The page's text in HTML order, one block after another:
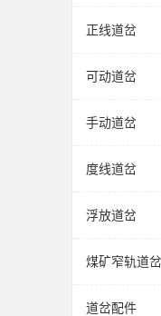
正线道岔
可动道岔
手动道岔
度线道岔
浮放道岔
煤矿窄轨道岔
道岔配件